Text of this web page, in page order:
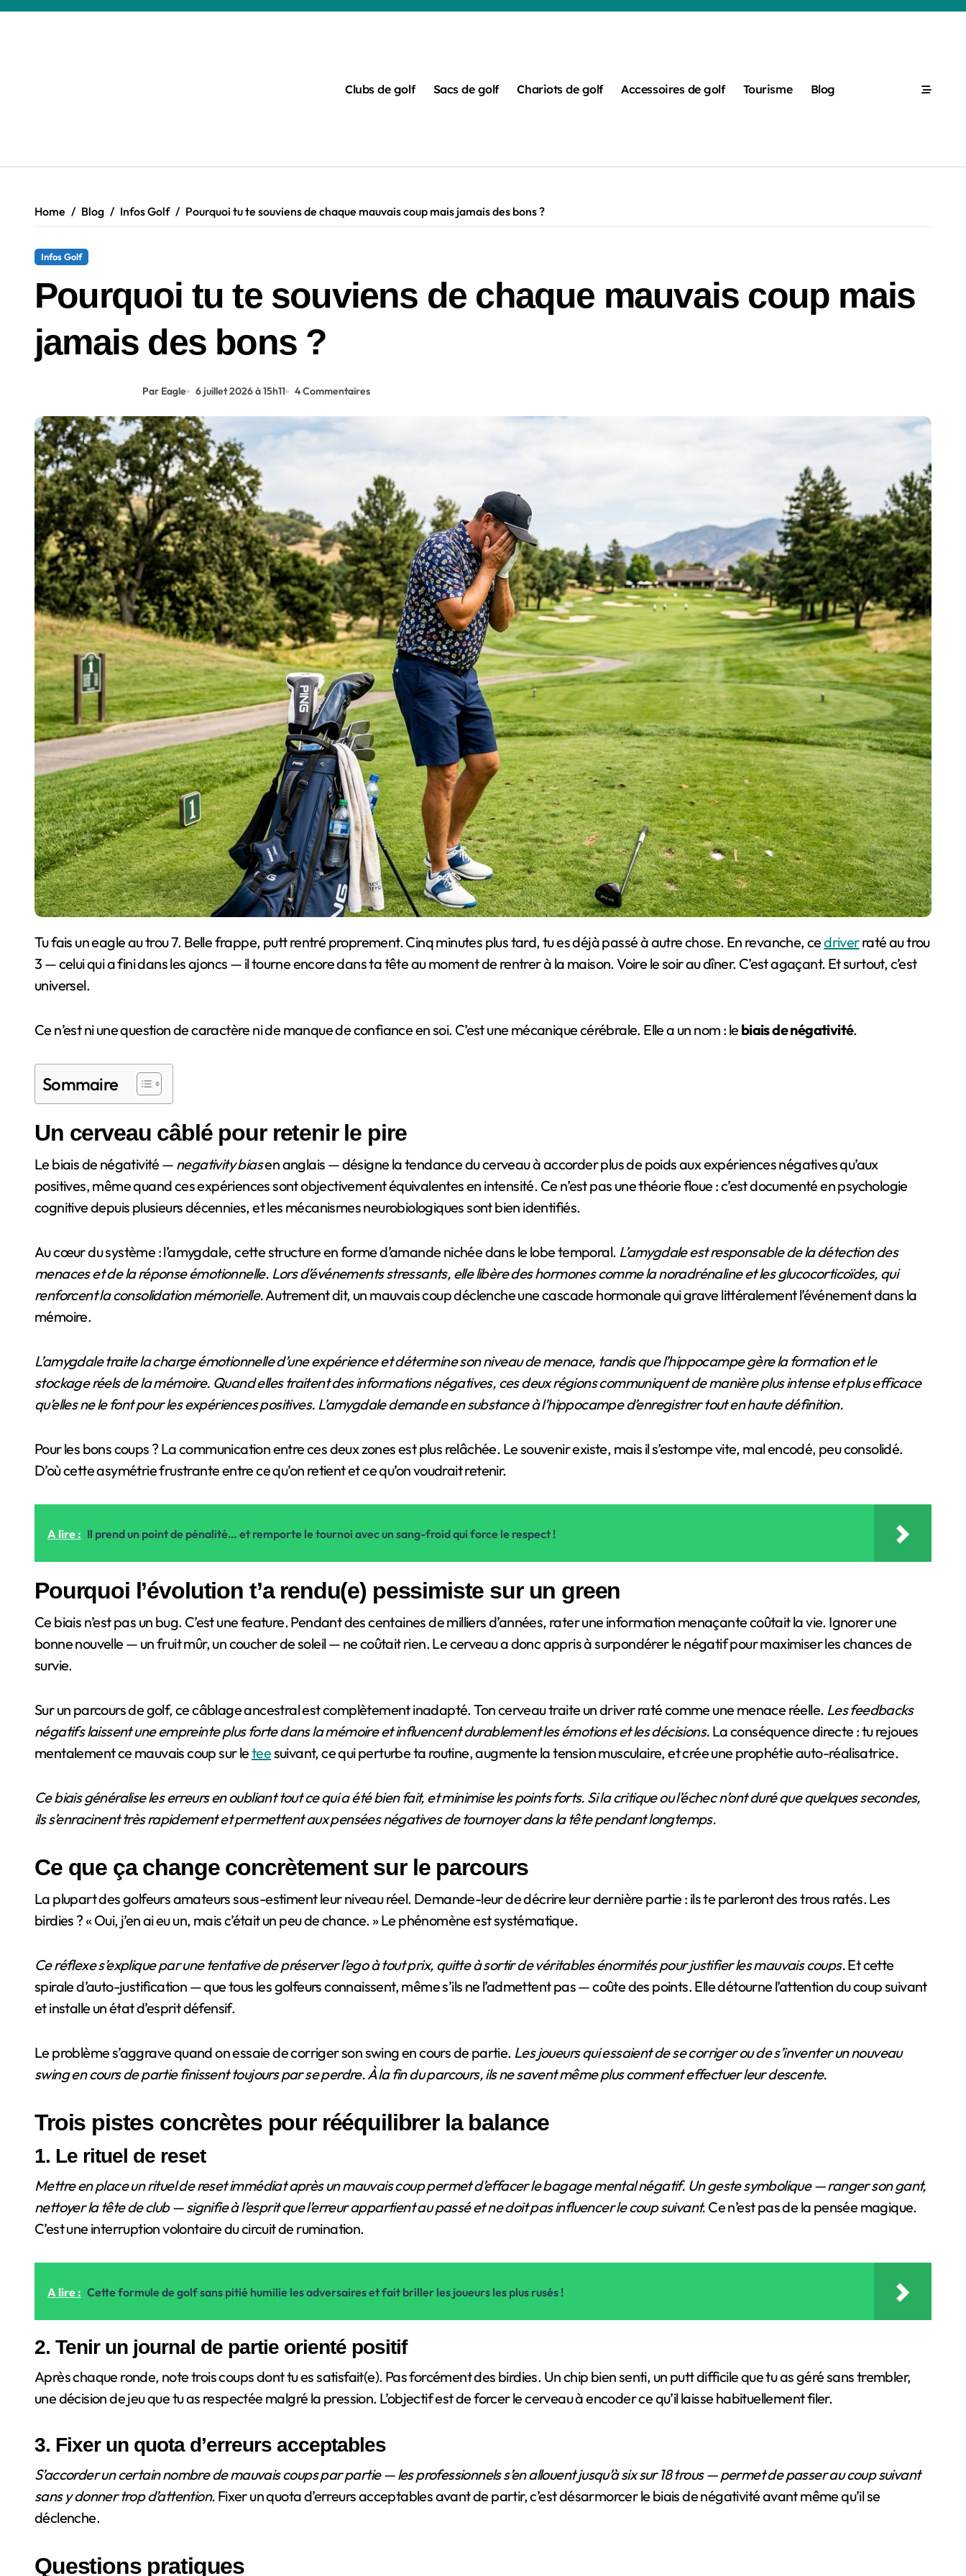
Clubs de golf Sacs de golf Chariots de golf Accessoires de golf Tourisme Blog
Home Blog Infos Golf Pourquoi tu te souviens de chaque mauvais coup mais jamais des bons ?
Infos Golf
Pourquoi tu te souviens de chaque mauvais coup mais
jamais des bons ?
Par Eagle 6 juillet 2026 à 15h11 4 Commentaires
Tu fais un eagle au trou 7. Belle frappe, putt rentré proprement. Cinq minutes plus tard, tu es déjà passé à autre chose. En revanche, cedriverraté au trou
3 — celui qui a fini dans les ajoncs — il tourne encore dans ta tête au moment de rentrer à la maison. Voire le soir au dîner. C’est agaçant. Et surtout, c’est
universel.
Ce n’est ni une question de caractère ni de manque de confiance en soi. C’est une mécanique cérébrale. Elle a un nom : le biais de négativité.
Sommaire
Un cerveau câblé pour retenir le pire
Le biais de négativité — negativity biasen anglais — désigne la tendance du cerveau à accorder plus de poids aux expériences négatives qu’aux
positives, même quand ces expériences sont objectivement équivalentes en intensité. Ce n’est pas une théorie floue : c’est documenté en psychologie
cognitive depuis plusieurs décennies, et les mécanismes neurobiologiques sont bien identifiés.
Au cœur du système : l’amygdale, cette structure en forme d’amande nichée dans le lobe temporal. L’amygdale est responsable de la détection des
menaces et de la réponse émotionnelle. Lors d’événements stressants, elle libère des hormones comme la noradrénaline et les glucocorticoïdes, qui
renforcent la consolidation mémorielle.Autrement dit, un mauvais coup déclenche une cascade hormonale qui grave littéralement l’événement dans la
mémoire.
L’amygdale traite la charge émotionnelle d’une expérience et détermine son niveau de menace, tandis que l’hippocampe gère la formation et le
stockage réels de la mémoire. Quand elles traitent des informations négatives, ces deux régions communiquent de manière plus intense et plus efficace
qu’elles ne le font pour les expériences positives. L’amygdale demande en substance à l’hippocampe d’enregistrer tout en haute définition.
Pour les bons coups ? La communication entre ces deux zones est plus relâchée. Le souvenir existe, mais il s’estompe vite, mal encodé, peu consolidé.
D’où cette asymétrie frustrante entre ce qu’on retient et ce qu’on voudrait retenir.
A lire : Il prend un point de pénalité… et remporte le tournoi avec un sang-froid qui force le respect !
Pourquoi l’évolution t’a rendu(e) pessimiste sur un green
Ce biais n’est pas un bug. C’est une feature. Pendant des centaines de milliers d’années, rater une information menaçante coûtait la vie. Ignorer une
bonne nouvelle — un fruit mûr, un coucher de soleil — ne coûtait rien. Le cerveau a donc appris à surpondérer le négatif pour maximiser les chances de
survie.
Sur un parcours de golf, ce câblage ancestral est complètement inadapté. Ton cerveau traite un driver raté comme une menace réelle. Les feedbacks
négatifs laissent une empreinte plus forte dans la mémoire et influencent durablement les émotions et les décisions. La conséquence directe : tu rejoues
mentalement ce mauvais coup sur leteesuivant, ce qui perturbe ta routine, augmente la tension musculaire, et crée une prophétie auto-réalisatrice.
Ce biais généralise les erreurs en oubliant tout ce qui a été bien fait, et minimise les points forts. Si la critique ou l’échec n’ont duré que quelques secondes,
ils s’enracinent très rapidement et permettent aux pensées négatives de tournoyer dans la tête pendant longtemps.
Ce que ça change concrètement sur le parcours
La plupart des golfeurs amateurs sous-estiment leur niveau réel. Demande-leur de décrire leur dernière partie : ils te parleront des trous ratés. Les
birdies ? « Oui, j’en ai eu un, mais c’était un peu de chance. » Le phénomène est systématique.
Ce réflexe s’explique par une tentative de préserver l’ego à tout prix, quitte à sortir de véritables énormités pour justifier les mauvais coups.Et cette
spirale d’auto-justification — que tous les golfeurs connaissent, même s’ils ne l’admettent pas — coûte des points. Elle détourne l’attention du coup suivant
et installe un état d’esprit défensif.
Le problème s’aggrave quand on essaie de corriger son swing en cours de partie. Les joueurs qui essaient de se corriger ou de s’inventer un nouveau
swing en cours de partie finissent toujours par se perdre. À la fin du parcours, ils ne savent même plus comment effectuer leur descente.
Trois pistes concrètes pour rééquilibrer la balance
1. Le rituel de reset
Mettre en place un rituel de reset immédiat après un mauvais coup permet d’effacer le bagage mental négatif. Un geste symbolique — ranger son gant,
nettoyer la tête de club — signifie à l’esprit que l’erreur appartient au passé et ne doit pas influencer le coup suivant. Ce n’est pas de la pensée magique.
C’est une interruption volontaire du circuit de rumination.
A lire : Cette formule de golf sans pitié humilie les adversaires et fait briller les joueurs les plus rusés !
2. Tenir un journal de partie orienté positif
Après chaque ronde, note trois coups dont tu es satisfait(e). Pas forcément des birdies. Un chip bien senti, un putt difficile que tu as géré sans trembler,
une décision de jeu que tu as respectée malgré la pression. L’objectif est de forcer le cerveau à encoder ce qu’il laisse habituellement filer.
3. Fixer un quota d’erreurs acceptables
S’accorder un certain nombre de mauvais coups par partie — les professionnels s’en allouent jusqu’à six sur 18 trous — permet de passer au coup suivant
sans y donner trop d’attention. Fixer un quota d’erreurs acceptables avant de partir, c’est désarmorcer le biais de négativité avant même qu’il se
déclenche.
Questions pratiques